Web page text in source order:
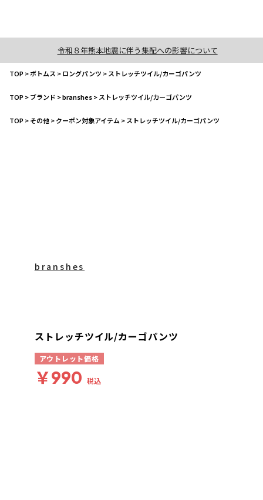
令和８年熊本地震に伴う集配への影響について
TOP>ボトムス >ロングパンツ >ストレッチツイル/カーゴパンツ
TOP>ブランド >branshes>ストレッチツイル/カーゴパンツ
TOP>その他>クーポン対象アイテム >ストレッチツイル/カーゴパンツ
branshes
ストレッチツイル/カーゴパンツ
アウトレット価格
￥990 税込